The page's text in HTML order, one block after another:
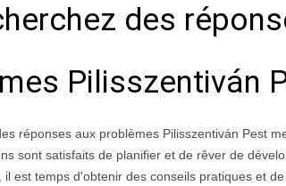
des
Pilisszentiván
réponses aux problèmes Pilisszentiván Pest
sont satisfaits de planifier et de rêver de
il est temps d'obtenir des conseils pratiques et